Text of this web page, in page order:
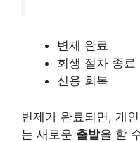
변제 완료
회생 절차 종료
신용 회복
변제가 완료되면, 개
는 새로운 출발을 할